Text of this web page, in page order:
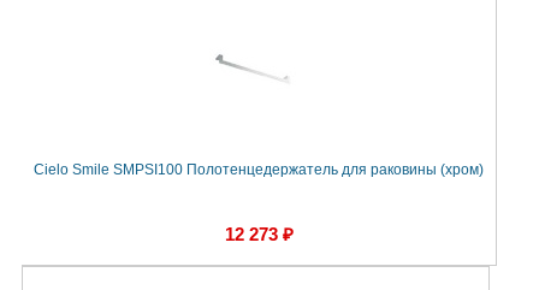
Cielo Smile SMPSI100 Полотенцедержатель для раковины (хром)
12 273 ₽